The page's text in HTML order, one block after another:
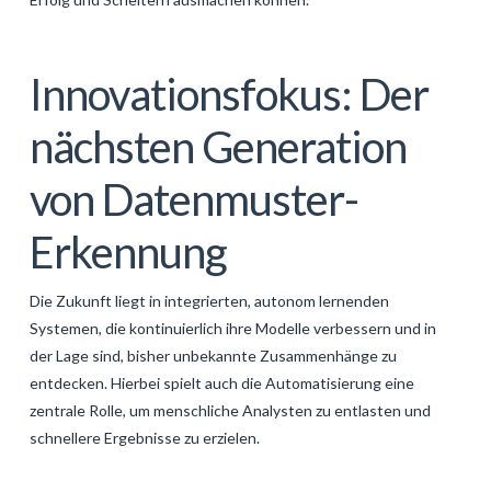
Innovationsfokus: Der
nächsten Generation
von Datenmuster-
Erkennung
Die Zukunft liegt in integrierten, autonom lernenden
Systemen, die kontinuierlich ihre Modelle verbessern und in
der Lage sind, bisher unbekannte Zusammenhänge zu
entdecken. Hierbei spielt auch die Automatisierung eine
zentrale Rolle, um menschliche Analysten zu entlasten und
schnellere Ergebnisse zu erzielen.